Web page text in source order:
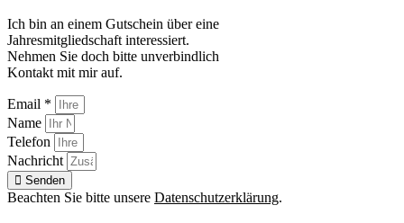
Ich bin an einem Gutschein über eine
Jahresmitgliedschaft interessiert.
Nehmen Sie doch bitte unverbindlich
Kontakt mit mir auf.
Email *
Name
Telefon
Nachricht
Senden
Beachten Sie bitte unsere Datenschutzerklärung.